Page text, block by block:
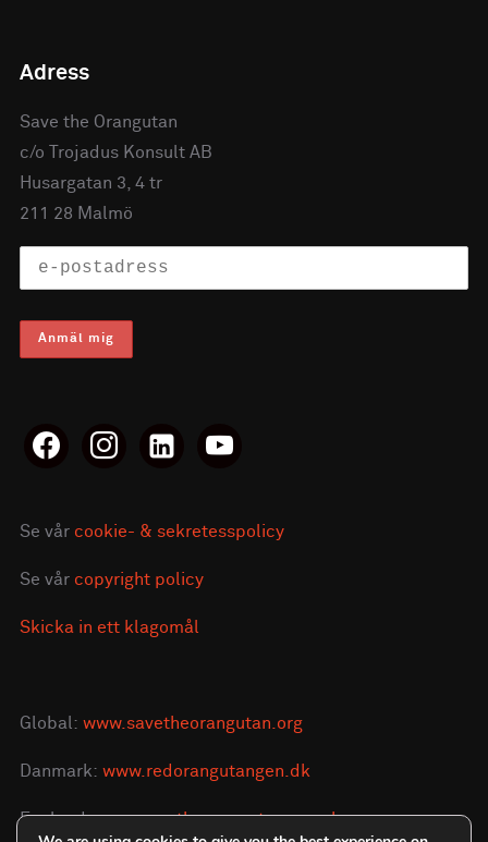
Adress
Save the Orangutan
c/o Trojadus Konsult AB
Husargatan 3, 4 tr
211 28 Malmö
facebookinstagramlinkedin-youtube
Se vår cookie- & sekretesspolicy
Se vår copyright policy
Skicka in ett klagomål
Global: www.savetheorangutan.org
Danmark: www.redorangutangen.dk
England:www.savetheorangutan.org.uk